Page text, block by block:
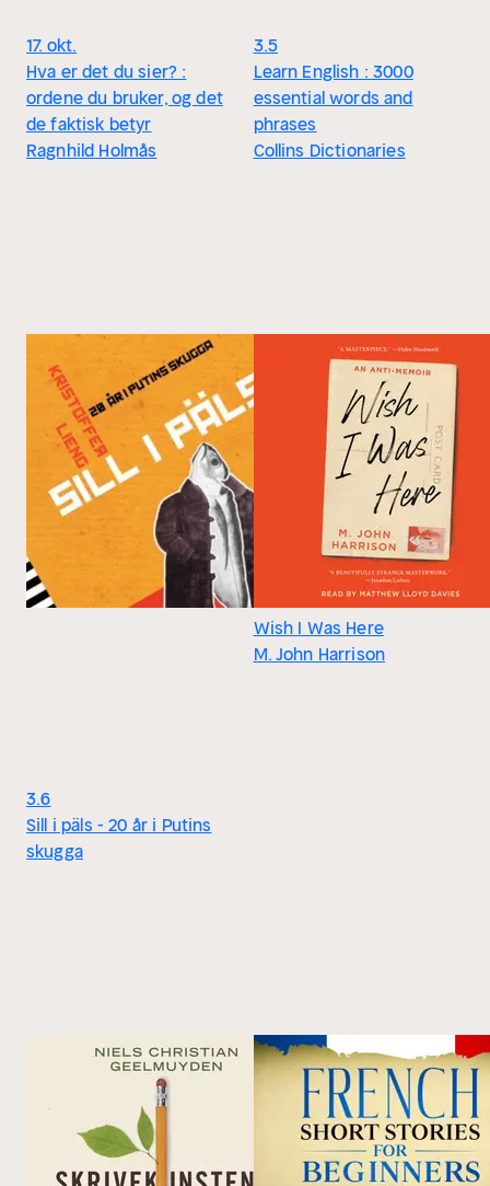
17. okt.
Hva er det du sier? :
ordene du bruker, og det
de faktisk betyr
Ragnhild Holmås
3.5
Learn English : 3000
essential words and
phrases
Collins Dictionaries
3.6
Sill i päls - 20 år i Putins
skugga
Wish I Was Here
M. John Harrison